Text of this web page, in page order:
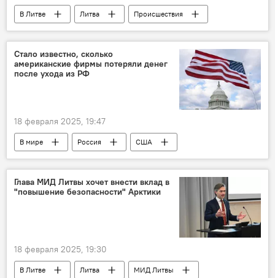
В Литве Литва
Происшествия
происшествие
Россия
Белоруссия
государственная граница
КПП "Мядининкай"
общество
Стало известно, сколько
американские фирмы потеряли денег
после ухода из РФ
18 февраля 2025, 19:47
В мире Россия
США
инвестиции
переговоры
Экономика
Глава МИД Литвы хочет внести вклад в
"повышение безопасности" Арктики
18 февраля 2025, 19:30
В Литве Литва
МИД Литвы